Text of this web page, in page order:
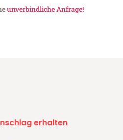
unverbindliche Anfrage!
erhalten